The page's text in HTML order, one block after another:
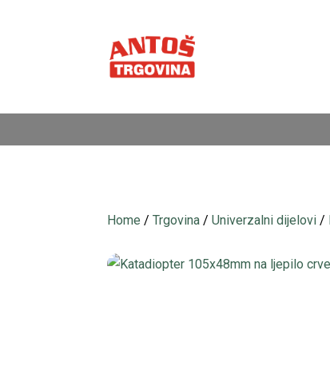
Home /Trgovina /Univerzalni dijelovi /